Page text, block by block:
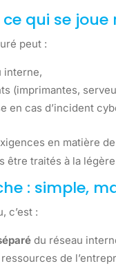
qui se
peut :
interne,
(imprimantes,
en cas d’incident
en matière
être traités à la
: simple,
c’est :
du réseau
de